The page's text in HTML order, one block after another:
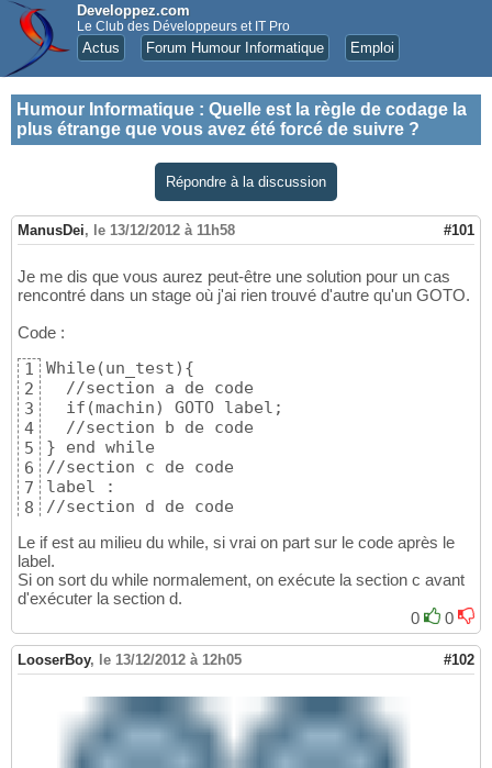
Developpez.com
Le Club des Développeurs et IT Pro
Actus Forum Humour Informatique Emploi
Humour Informatique : Quelle est la règle de codage la
plus étrange que vous avez été forcé de suivre ?
Répondre à la discussion
ManusDei, le 13/12/2012 à 11h58 #101
Je me dis que vous aurez peut-être une solution pour un cas
rencontré dans un stage où j'ai rien trouvé d'autre qu'un GOTO.
Code :
1
2
3
4
5
6
7
8
While(un_test){
  //section a de code
  if(machin) GOTO label;
  //section b de code
} end while
//section c de code
label :
//section d de code
Le if est au milieu du while, si vrai on part sur le code après le
label.
Si on sort du while normalement, on exécute la section c avant
d'exécuter la section d.
0
0
LooserBoy, le 13/12/2012 à 12h05 #102